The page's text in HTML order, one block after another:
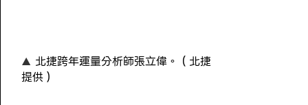
北捷跨年運量分析師張立偉。（北捷
提供）